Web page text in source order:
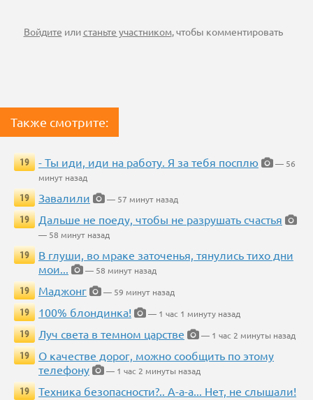
Войдите илистаньте участником, чтобы комментировать
Также смотрите:
19 - Ты иди, иди на работу. Я за тебя посплю
— 56
минут назад
19
Завалили
— 57 минут назад
19
Дальше не поеду, чтобы не разрушать счастья
— 58 минут назад
19
В глуши, во мраке заточенья, тянулись тихо дни
мои...
— 58 минут назад
19
Маджонг
— 59 минут назад
19
100% блондинка!
— 1 час 1 минуту назад
19
Луч света в темном царстве
— 1 час 2 минуты назад
19
О качестве дорог, можно сообщить по этому
телефону
— 1 час 2 минуты назад
19
Техника безопасности?.. А-а-а... Нет, не слышали!